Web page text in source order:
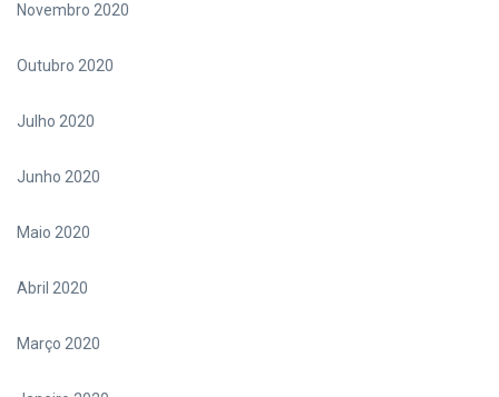
Novembro 2020
Outubro 2020
Julho 2020
Junho 2020
Maio 2020
Abril 2020
Março 2020